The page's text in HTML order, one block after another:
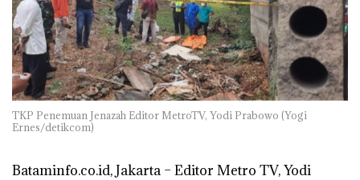
TKP Penemuan Jenazah Editor MetroTV, Yodi Prabowo (Yogi
Ernes/detikcom)
Bataminfo.co.id, Jakarta – Editor Metro TV, Yodi